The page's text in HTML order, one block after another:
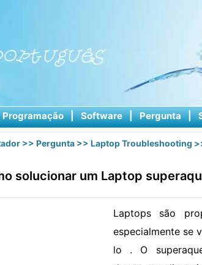
Programação | Software | Pergunta |
>> Pergunta >> Laptop Troubleshooting
solucionar um Laptop
Laptops são
especialmente se
lo . O